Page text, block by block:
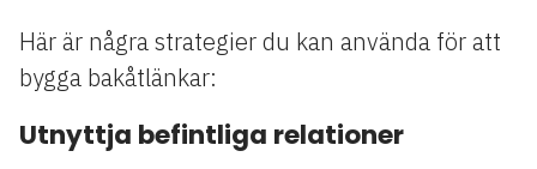
Här är några strategier du kan använda för att
bygga bakåtlänkar:
Utnyttja befintliga relationer